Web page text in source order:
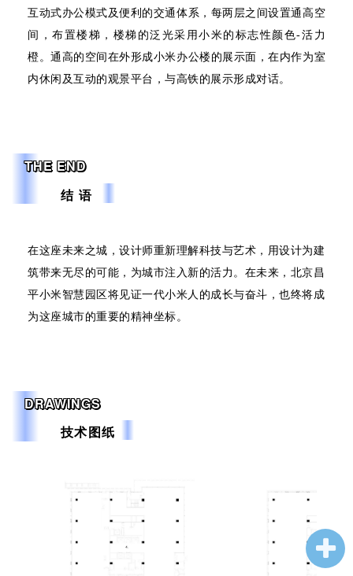
互动式办公模式及便利的交通体系，每两层之间设置通高空
间，布置楼梯，楼梯的泛光采用小米的标志性颜色-活力
橙。通高的空间在外形成小米办公楼的展示面，在内作为室
内休闲及互动的观景平台，与高铁的展示形成对话。
THE END
结 语
在这座未来之城，设计师重新理解科技与艺术，用设计为建
筑带来无尽的可能，为城市注入新的活力。在未来，北京昌
平小米智慧园区将见证一代小米人的成长与奋斗，也终将成
为这座城市的重要的精神坐标。
DRAWINGS
技术图纸